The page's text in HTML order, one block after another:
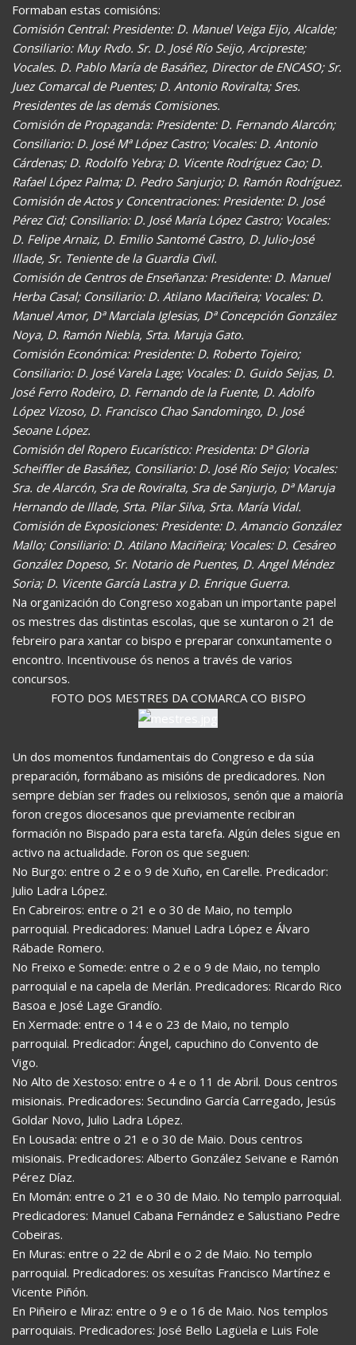
Formaban estas comisións:
Comisión Central: Presidente: D. Manuel Veiga Eijo, Alcalde;
Consiliario: Muy Rvdo. Sr. D. José Río Seijo, Arcipreste;
Vocales. D. Pablo María de Basáñez, Director de ENCASO; Sr.
Juez Comarcal de Puentes; D. Antonio Roviralta; Sres.
Presidentes de las demás Comisiones.
Comisión de Propaganda: Presidente: D. Fernando Alarcón;
Consiliario: D. José Mª López Castro; Vocales: D. Antonio
Cárdenas; D. Rodolfo Yebra; D. Vicente Rodríguez Cao; D.
Rafael López Palma; D. Pedro Sanjurjo; D. Ramón Rodríguez.
Comisión de Actos y Concentraciones: Presidente: D. José
Pérez Cid; Consiliario: D. José María López Castro; Vocales:
D. Felipe Arnaiz, D. Emilio Santomé Castro, D. Julio-José
Illade, Sr. Teniente de la Guardia Civil.
Comisión de Centros de Enseñanza: Presidente: D. Manuel
Herba Casal; Consiliario: D. Atilano Maciñeira; Vocales: D.
Manuel Amor, Dª Marciala Iglesias, Dª Concepción González
Noya, D. Ramón Niebla, Srta. Maruja Gato.
Comisión Económica: Presidente: D. Roberto Tojeiro;
Consiliario: D. José Varela Lage; Vocales: D. Guido Seijas, D.
José Ferro Rodeiro, D. Fernando de la Fuente, D. Adolfo
López Vizoso, D. Francisco Chao Sandomingo, D. José
Seoane López.
Comisión del Ropero Eucarístico: Presidenta: Dª Gloria
Scheiffler de Basáñez, Consiliario: D. José Río Seijo; Vocales:
Sra. de Alarcón, Sra de Roviralta, Sra de Sanjurjo, Dª Maruja
Hernando de Illade, Srta. Pilar Silva, Srta. María Vidal.
Comisión de Exposiciones: Presidente: D. Amancio González
Mallo; Consiliario: D. Atilano Maciñeira; Vocales: D. Cesáreo
González Dopeso, Sr. Notario de Puentes, D. Angel Méndez
Soria; D. Vicente García Lastra y D. Enrique Guerra.
Na organización do Congreso xogaban un importante papel
os mestres das distintas escolas, que se xuntaron o 21 de
febreiro para xantar co bispo e preparar conxuntamente o
encontro. Incentivouse ós nenos a través de varios
concursos.
FOTO DOS MESTRES DA COMARCA CO BISPO
Un dos momentos fundamentais do Congreso e da súa
preparación, formábano as misións de predicadores. Non
sempre debían ser frades ou relixiosos, senón que a maioría
foron cregos diocesanos que previamente recibiran
formación no Bispado para esta tarefa. Algún deles sigue en
activo na actualidade. Foron os que seguen:
No Burgo: entre o 2 e o 9 de Xuño, en Carelle. Predicador:
Julio Ladra López.
En Cabreiros: entre o 21 e o 30 de Maio, no templo
parroquial. Predicadores: Manuel Ladra López e Álvaro
Rábade Romero.
No Freixo e Somede: entre o 2 e o 9 de Maio, no templo
parroquial e na capela de Merlán. Predicadores: Ricardo Rico
Basoa e José Lage Grandío.
En Xermade: entre o 14 e o 23 de Maio, no templo
parroquial. Predicador: Ángel, capuchino do Convento de
Vigo.
No Alto de Xestoso: entre o 4 e o 11 de Abril. Dous centros
misionais. Predicadores: Secundino García Carregado, Jesús
Goldar Novo, Julio Ladra López.
En Lousada: entre o 21 e o 30 de Maio. Dous centros
misionais. Predicadores: Alberto González Seivane e Ramón
Pérez Díaz.
En Momán: entre o 21 e o 30 de Maio. No templo parroquial.
Predicadores: Manuel Cabana Fernández e Salustiano Pedre
Cobeiras.
En Muras: entre o 22 de Abril e o 2 de Maio. No templo
parroquial. Predicadores: os xesuítas Francisco Martínez e
Vicente Piñón.
En Piñeiro e Miraz: entre o 9 e o 16 de Maio. Nos templos
parroquiais. Predicadores: José Bello Lagüela e Luis Fole